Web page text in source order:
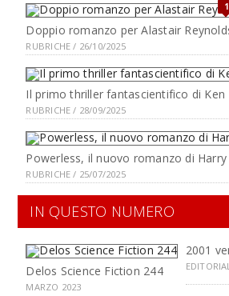
1
Doppio romanzo per Alastair
RUBRICHE / 26/10/2025
Il primo thriller fantascientifico di Ken
RUBRICHE / 28/09/2025
Powerless, il nuovo romanzo di
RUBRICHE / 25/07/2025
IN QUESTO NUMERO
Delos Science Fiction 244
MARZO 2023
2001